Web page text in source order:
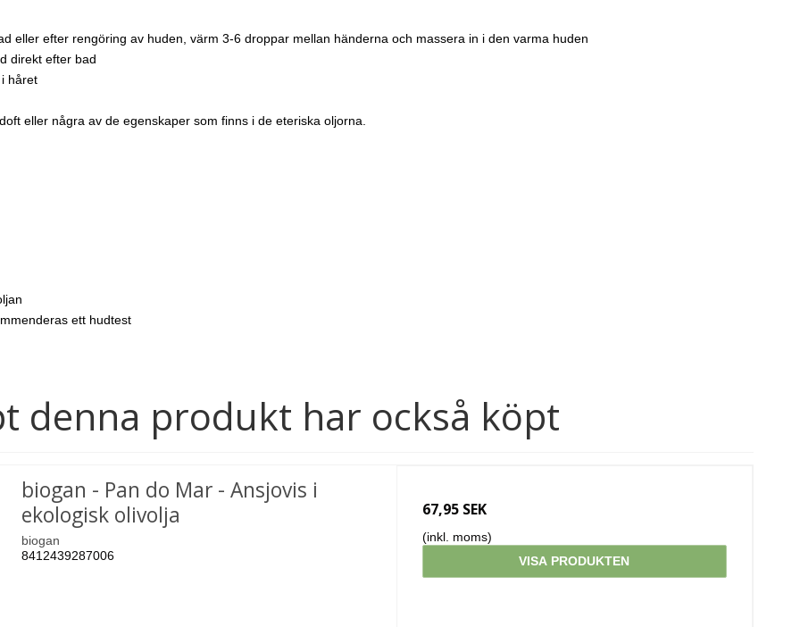
eller efter rengöring av huden, värm 3-6 droppar mellan händerna och massera in i den varma huden
direkt efter bad
håret
eller några av de egenskaper som finns i de eteriska oljorna.
ett hudtest
denna produkt har också köpt
biogan - Pan do Mar - Ansjovis i
ekologisk olivolja
biogan
8412439287006
67,95 SEK
(inkl. moms)
VISA PRODUKTEN